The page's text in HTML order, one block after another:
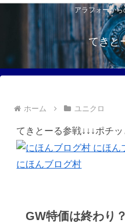
アラフォーか
てきと
ホーム ユニクロ
てきとーる参戦↓↓↓ポチッ
にほんブログ村
GW特価は終わり